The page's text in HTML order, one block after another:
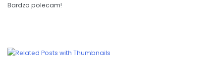
Bardzo polecam!